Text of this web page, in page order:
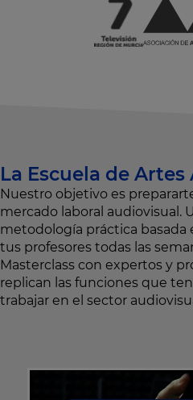
La Escuela de
Nuestro objetivo es
mercado laboral audiovisual.
metodología práctica basada
tus profesores todas las
Masterclass con expertos y
replican las funciones que
trabajar en el sector